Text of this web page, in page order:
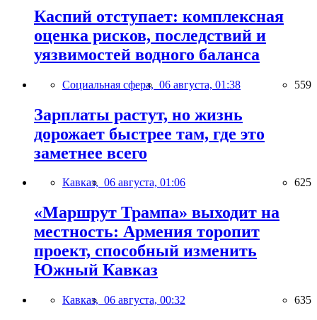
Каспий отступает: комплексная
оценка рисков, последствий и
уязвимостей водного баланса
Социальная сфера, 06 августа, 01:38 559
Зарплаты растут, но жизнь
дорожает быстрее там, где это
заметнее всего
Кавказ, 06 августа, 01:06 625
«Маршрут Трампа» выходит на
местность: Армения торопит
проект, способный изменить
Южный Кавказ
Кавказ, 06 августа, 00:32 635